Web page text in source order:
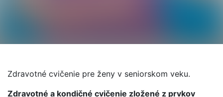
Zdravotné cvičenie pre ženy v seniorskom veku.
Zdravotné a kondičné cvičenie zložené z prvkov